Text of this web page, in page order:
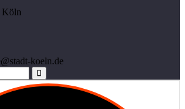
Köln
koeln.de